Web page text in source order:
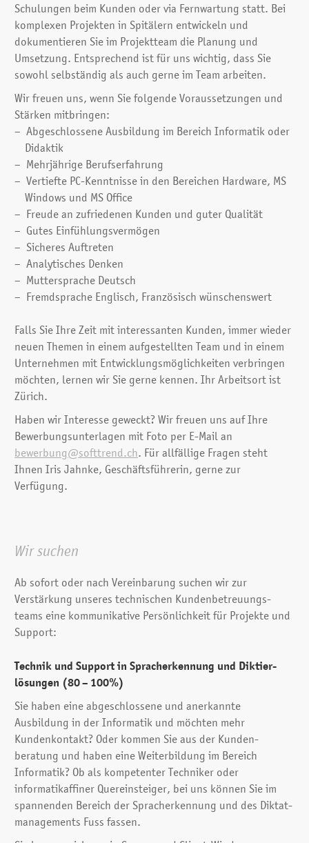
Schulungen beim Kunden oder via Fernwartung statt. Bei
komplexen Projekten in Spitälern entwickeln und
dokumentieren Sie im Projektteam die Planung und
Umsetzung. Entsprechend ist für uns wichtig, dass Sie
sowohl selbständig als auch gerne im Team arbeiten.
Wir freuen uns, wenn Sie folgende Voraussetzungen und
Stärken mitbringen:
Abgeschlossene Ausbildung im Bereich Informatik oder
Didaktik
Mehrjährige Berufserfahrung
Vertiefte PC-Kenntnisse in den Bereichen Hardware, MS
Windows und MS Office
Freude an zufriedenen Kunden und guter Qualität
Gutes Einfühlungsvermögen
Sicheres Auftreten
Analytisches Denken
Muttersprache Deutsch
Fremdsprache Englisch, Französisch wünschenswert
Falls Sie Ihre Zeit mit interessanten Kunden, immer wieder
neuen Themen in einem aufgestellten Team und in einem
Unternehmen mit Entwicklungsmöglichkeiten verbringen
möchten, lernen wir Sie gerne kennen. Ihr Arbeitsort ist
Zürich.
Haben wir Interesse geweckt? Wir freuen uns auf Ihre
Bewerbungs­unterlagen mit Foto per E-Mail an
bewerbung@softtrend.ch. Für allfällige Fragen steht
Ihnen Iris Jahnke, Geschäftsführerin, gerne zur
Verfügung.
Wir suchen
Ab sofort oder nach Vereinbarung suchen wir zur
Verstärkung unseres technischen Kunden­betreuungs­
teams eine kommunikative Persön­lichkeit für Projekte und
Support:
Technik und Support in Sprach­erkennung und Diktier­
lösungen (80 – 100%)
Sie haben eine abgeschlossene und anerkannte
Ausbildung in der Informatik und möchten mehr
Kundenkontakt? Oder kommen Sie aus der Kunden­
beratung und haben eine Weiter­bildung im Bereich
Informatik? Ob als kompetenter Techniker oder
informatikaffiner Quereinsteiger, bei uns können Sie im
spannenden Bereich der Sprach­erkennung und des Diktat­
managements Fuss fassen.